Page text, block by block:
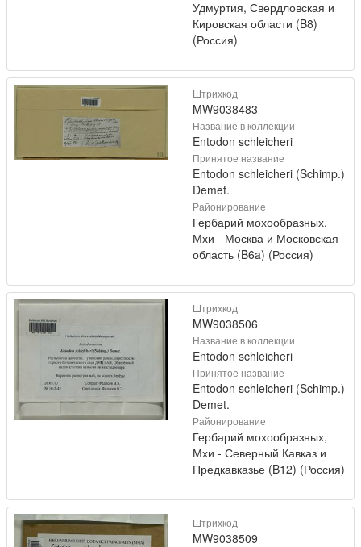
Удмуртия, Свердловская и
Кировская области (B8)
(Россия)
Штрихкод
MW9038483
Название в коллекции
Entodon schleicheri
Принятое название
Entodon schleicheri (Schimp.)
Demet.
Районирование
Гербарий мохообразных,
Мхи - Москва и Московская
область (B6a) (Россия)
Штрихкод
MW9038506
Название в коллекции
Entodon schleicheri
Принятое название
Entodon schleicheri (Schimp.)
Demet.
Районирование
Гербарий мохообразных,
Мхи - Северный Кавказ и
Предкавказье (B12) (Россия)
Штрихкод
MW9038509